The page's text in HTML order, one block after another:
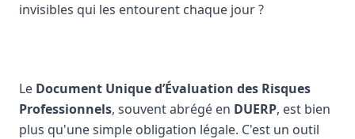
invisibles qui les entourent chaque jour ?
Le Document Unique d’Évaluation des Risques
Professionnels, souvent abrégé en DUERP, est bien
plus qu'une simple obligation légale. C'est un outil